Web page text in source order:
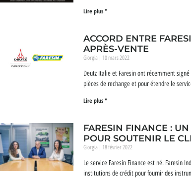
Lire plus "
ACCORD ENTRE
APRÈS-VENTE
Giorgia 10 mars 2022
Deutz Italie et Faresin ont récemment
pièces de rechange et pour étendre le
Lire plus "
FARESIN FINANCE :
POUR SOUTENIR LE
Giorgia 18 février 2022
Le service Faresin Finance est né. Faresin
institutions de crédit pour fournir des